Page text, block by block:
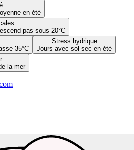
en été
pas sous 20°C
35°C
Stress hydrique
Jours avec sol sec en été
la mer